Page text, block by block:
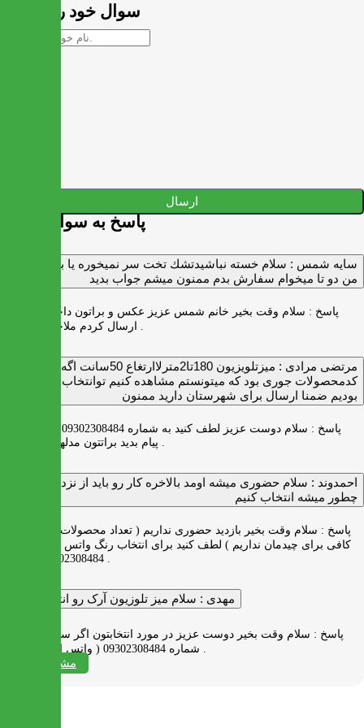
سوال خود را بپرسید
ارسال
پاسخ به سوالات شما
سايه شمس : سلام خسته نباشيدتشك تخت سر نميخوره يا برنميگرده
من دو تا ميخوام سفارش بدم ممنون ميشم جواب بديد
پاسخ : سلام وقت بخیر خانم شمس عزیز عکس و براتون داخل واتس اپ
مرتضی مرادی :
میزتلویزیون 180تا2مترلاارتغاع 50سانت اگه
کدمحصولات جوری بود که میتونستم مشاهده کنیم توانتخاب راحت‌تر
بودیم ضمنا ارسال برای شهرستان دارید ممنون
پاسخ :
پیام بدید براتتون مدلها رو بفرستیم .
احمدوند : سلام حضوری میشه اومد بالاخره کار رو باید از نزدیک دید
چطور میشه انتخاب کنیم
پاسخ : سلام وقت بخیر بازدید حضوری نداریم ( تعداد محصولات زیاد و فضای
کافی برای چیدمان نداریم ) لطف کنید برای انتخاب رنگ واتس اپ به شماره
مهدی : سلام میز تلوزیون آرک رو انتخاب کردم
پاسخ : سلام وقت بخیر دوست عزیز در مورد انتخابتون اگر سوالی دارید به
مشاهده همه